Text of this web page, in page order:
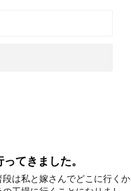
行ってきました。
は私と嫁さんでどこに行くか